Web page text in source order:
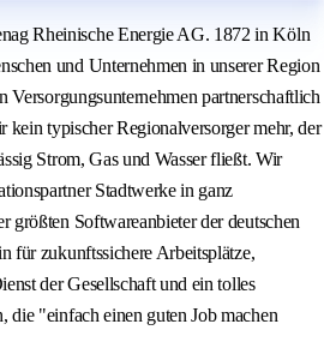
Rheinische Energie AG. 1872 in Köln
und Unternehmen in unserer Region
Versorgungsunternehmen partnerschaftlich
kein typischer Regionalversorger mehr, der
Strom, Gas und Wasser fließt. Wir
Stadtwerke in ganz
größten Softwareanbieter der deutschen
für zukunftssichere Arbeitsplätze,
der Gesellschaft und ein tolles
die "einfach einen guten Job machen